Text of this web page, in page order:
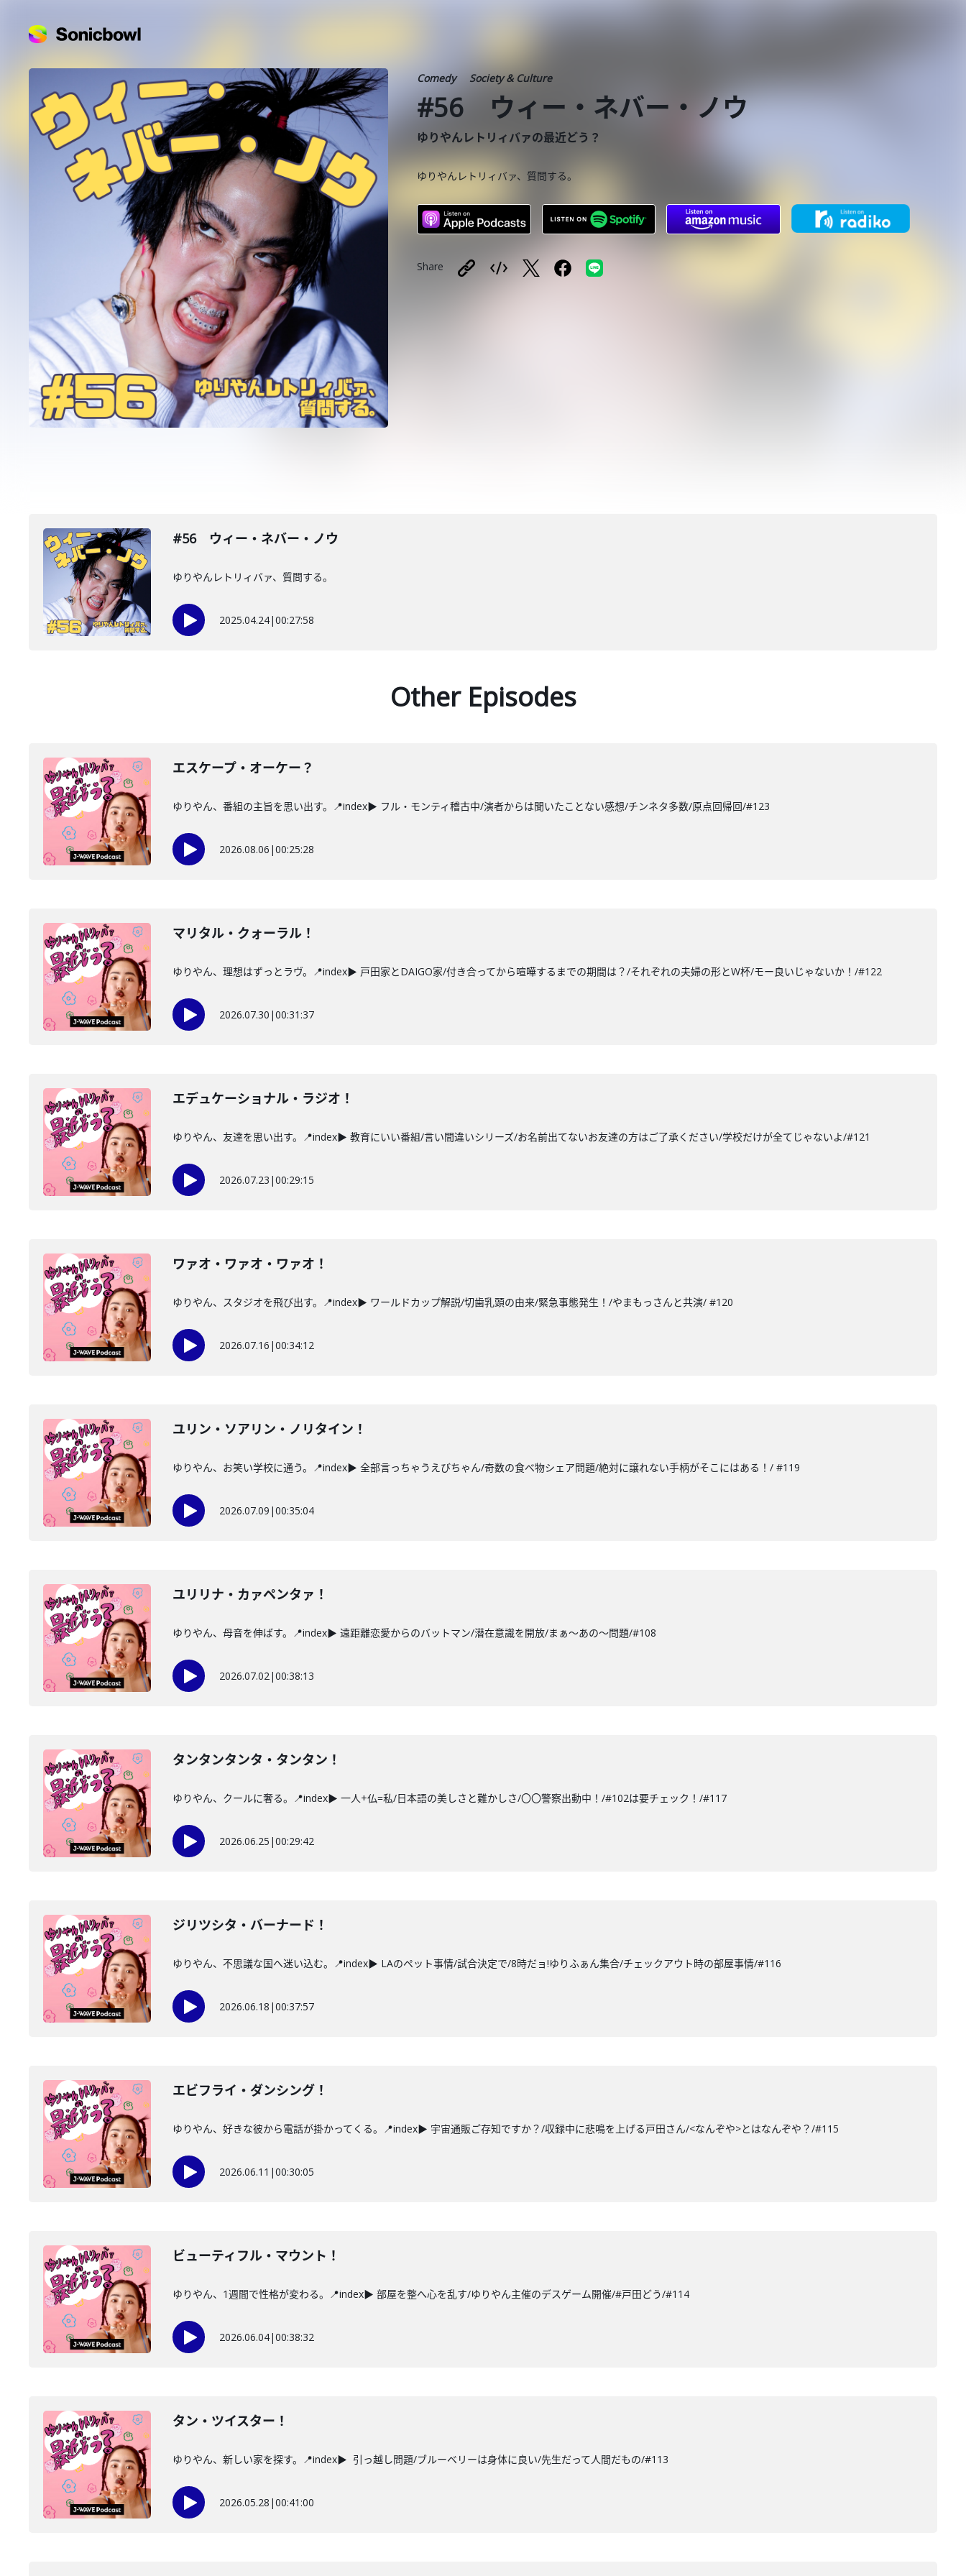
Comedy Society & Culture
#56 ウィー・ネバー・ノウ
ゆりやんレトリィバァの最近どう？
ゆりやんレトリィバァ、質問する。
Share
#56 ウィー・ネバー・ノウ
ゆりやんレトリィバァ、質問する。
2025.04.24|00:27:58
Other Episodes
エスケープ・オーケー？
ゆりやん、番組の主旨を思い出す。📍index▶ フル・モンティ稽古中/演者からは聞いたことない感想/チンネタ多数/原点回帰回/#123
2026.08.06 |00:25:28
マリタル・クォーラル！
ゆりやん、理想はずっとラヴ。📍index▶ 戸田家とDAIGO家/付き合ってから喧嘩するまでの期間は？/それぞれの夫婦の形とW杯/モー良いじゃないか！/#122
2026.07.30 |00:31:37
エデュケーショナル・ラジオ！
ゆりやん、友達を思い出す。📍index▶ 教育にいい番組/言い間違いシリーズ/お名前出てないお友達の方はご了承ください/学校だけが全てじゃないよ/#121
2026.07.23 |00:29:15
ワァオ・ワァオ・ワァオ！
ゆりやん、スタジオを飛び出す。📍index▶ ワールドカップ解説/切歯乳頭の由来/緊急事態発生！/やまもっさんと共演/ #120
2026.07.16 |00:34:12
ユリン・ソアリン・ノリタイン！
ゆりやん、お笑い学校に通う。📍index▶ 全部言っちゃうえびちゃん/奇数の食べ物シェア問題/絶対に譲れない手柄がそこにはある！/ #119
2026.07.09 |00:35:04
ユリリナ・カァペンタァ！
ゆりやん、母音を伸ばす。📍index▶ 遠距離恋愛からのバットマン/潜在意識を開放/まぁ～あの～問題/#108
2026.07.02|00:38:13
タンタンタンタ・タンタン！
ゆりやん、クールに奢る。📍index▶ 一人+仏=私/日本語の美しさと難かしさ/〇〇警察出動中！/#102は要チェック！/#117
2026.06.25 |00:29:42
ジリツシタ・バーナード！
ゆりやん、不思議な国へ迷い込む。📍index▶ LAのペット事情/試合決定で/8時だョ!ゆりふぁん集合/チェックアウト時の部屋事情/#116
2026.06.18 |00:37:57
エビフライ・ダンシング！
ゆりやん、好きな彼から電話が掛かってくる。📍index▶ 宇宙通販ご存知ですか？/収録中に悲鳴を上げる戸田さん/<なんぞや>とはなんぞや？/#115
2026.06.11 |00:30:05
ビューティフル・マウント！
ゆりやん、1週間で性格が変わる。📍index▶ 部屋を整へ心を乱す/ゆりやん主催のデスゲーム開催/#戸田どう/#114
2026.06.04|00:38:32
タン・ツイスター！
ゆりやん、新しい家を探す。📍index▶ 引っ越し問題/ブルーベリーは身体に良い/先生だって人間だもの/#113
2026.05.28 |00:41:00